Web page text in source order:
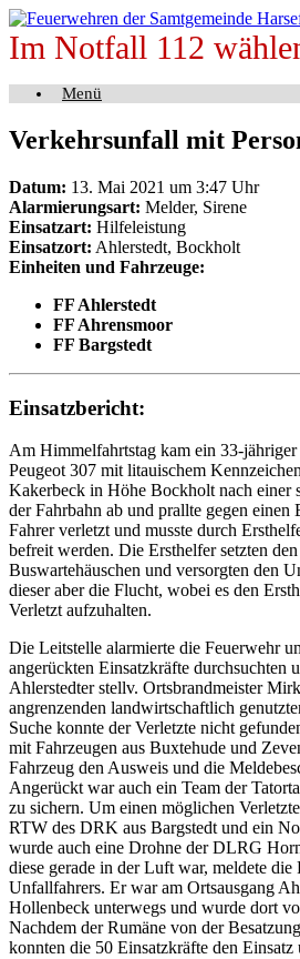
Zum
Inhalt
springen
Im Notfall 112
Menü
Verkehrsunfall mit
Datum: 13. Mai 2021 um 3:47 Uhr
Alarmierungsart: Melder, Sirene
Einsatzart: Hilfeleistung
Einsatzort: Ahlerstedt, Bockholt
Einheiten und Fahrzeuge:
FF Ahlerstedt
FF Ahrensmoor
FF Bargstedt
Einsatzbericht:
Am Himmelfahrtstag kam ein 33-
Peugeot 307 mit litauischem
Kakerbeck in Höhe Bockholt nach einer
der Fahrbahn ab und prallte gegen
Fahrer verletzt und musste durch
befreit werden. Die Ersthelfer setzten
Buswartehäuschen und versorgten den
dieser aber die Flucht, wobei es den
Verletzt aufzuhalten.
Die Leitstelle alarmierte die Feuerwehr
angerückten Einsatzkräfte durchsuchten
Ahlerstedter stellv. Ortsbrandmeister
angrenzenden landwirtschaftlich
Suche konnte der Verletzte nicht
mit Fahrzeugen aus Buxtehude und
Fahrzeug den Ausweis und die
Angerückt war auch ein Team der
zu sichern. Um einen möglichen
RTW des DRK aus Bargstedt und ein
wurde auch eine Drohne der DLRG
diese gerade in der Luft war, meldete die
Unfallfahrers. Er war am Ortsausgang
Hollenbeck unterwegs und wurde dort
Nachdem der Rumäne von der
konnten die 50 Einsatzkräfte den Einsatz